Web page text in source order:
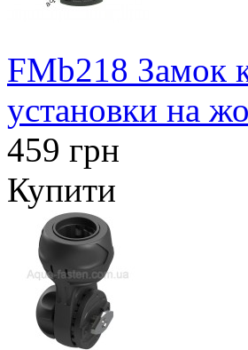
FMb218 Замок
установки на
459 грн
Купити